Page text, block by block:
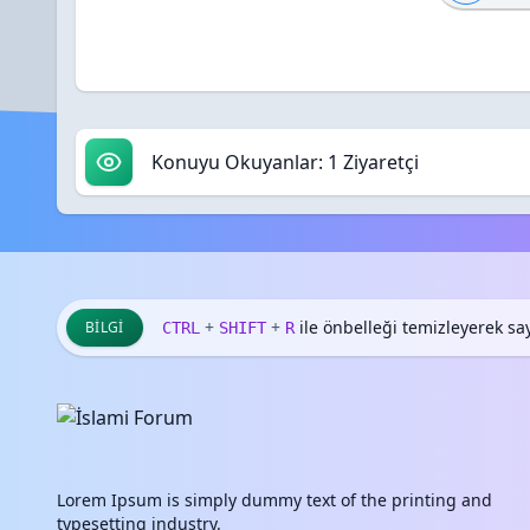
Konuyu Okuyanlar: 1 Ziyaretçi
BILGI CTRL + SHIFT + Rile önbelleği temizleyerek
Lorem Ipsum is simply dummy text of the printing and
typesetting industry.